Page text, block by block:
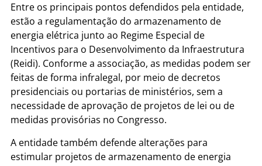
Entre os principais pontos defendidos pela entidade,
estão a regulamentação do armazenamento de
energia elétrica junto ao Regime Especial de
Incentivos para o Desenvolvimento da Infraestrutura
(Reidi). Conforme a associação, as medidas podem ser
feitas de forma infralegal, por meio de decretos
presidenciais ou portarias de ministérios, sem a
necessidade de aprovação de projetos de lei ou de
medidas provisórias no Congresso.
A entidade também defende alterações para
estimular projetos de armazenamento de energia